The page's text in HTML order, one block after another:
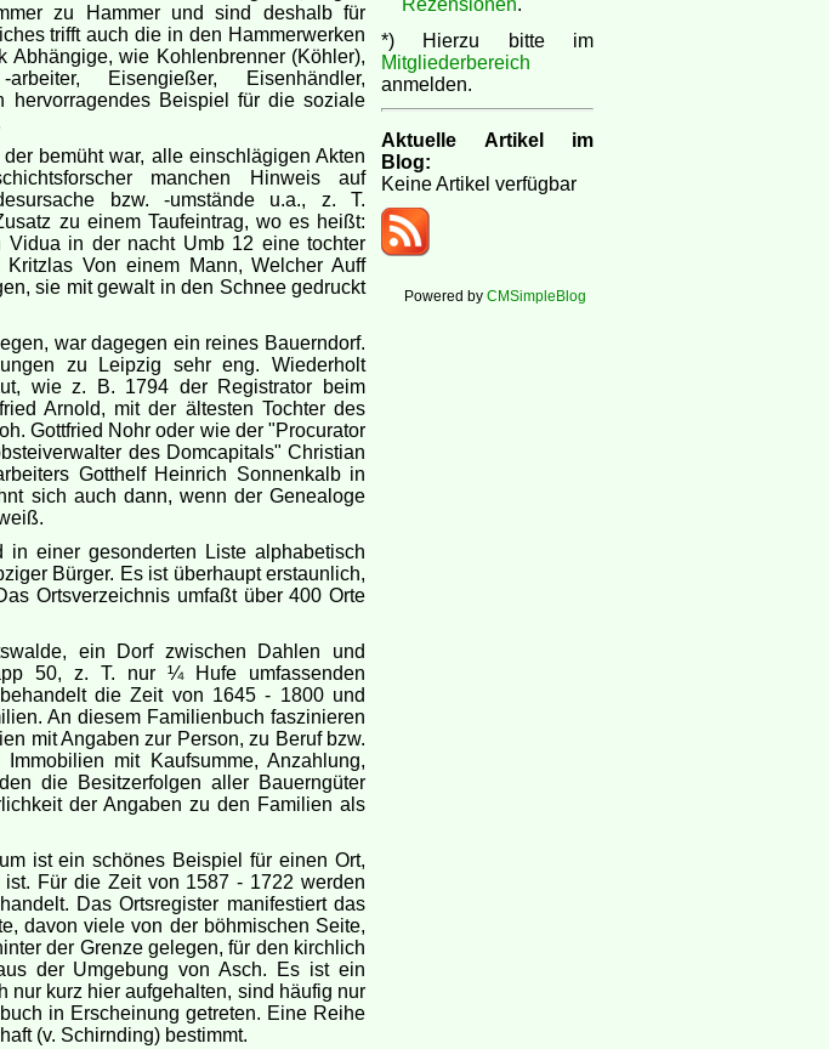
Rezensionen.
*) Hierzu bitte im
Mitgliederbereich
anmelden.
Aktuelle Artikel im
Blog:
Keine Artikel verfügbar
Powered by CMSimpleBlog
zu Hammer und sind deshalb für
trifft auch die in den Hammerwerken
Abhängige, wie Kohlenbrenner (Köhler),
Eisengießer, Eisenhändler,
hervorragendes Beispiel für die soziale
bemüht war, alle einschlägigen Akten
manchen Hinweis auf
bzw. -umstände u.a., z. T.
zu einem Taufeintrag, wo es heißt:
in der nacht Umb 12 eine tochter
Von einem Mann, Welcher Auff
sie mit gewalt in den Schnee gedruckt
war dagegen ein reines Bauerndorf.
zu Leipzig sehr eng. Wiederholt
wie z. B. 1794 der Registrator beim
Arnold, mit der ältesten Tochter des
Gottfried Nohr oder wie der "Procurator
des Domcapitals" Christian
Gotthelf Heinrich Sonnenkalb in
sich auch dann, wenn der Genealoge
einer gesonderten Liste alphabetisch
Bürger. Es ist überhaupt erstaunlich,
Ortsverzeichnis umfaßt über 400 Orte
ein Dorf zwischen Dahlen und
50, z. T. nur ¼ Hufe umfassenden
die Zeit von 1645 - 1800 und
An diesem Familienbuch faszinieren
mit Angaben zur Person, zu Beruf bzw.
mit Kaufsumme, Anzahlung,
die Besitzerfolgen aller Bauerngüter
der Angaben zu den Familien als
ist ein schönes Beispiel für einen Ort,
Für die Zeit von 1587 - 1722 werden
Das Ortsregister manifestiert das
davon viele von der böhmischen Seite,
der Grenze gelegen, für den kirchlich
der Umgebung von Asch. Es ist ein
nur kurz hier aufgehalten, sind häufig nur
in Erscheinung getreten. Eine Reihe
(v. Schirnding) bestimmt.